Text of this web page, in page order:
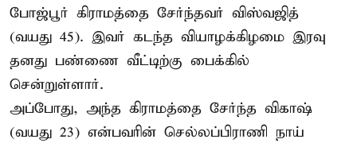
போஜ்பூர் கிராமத்தை சேர்ந்தவர் விஸ்வஜித்
(வயது 45). இவர் கடந்த வியாழக்கிழமை இரவு
தனது பண்ணை வீட்டிற்கு பைக்கில்
சென்றுள்ளார்.
அப்போது, அந்த கிராமத்தை சேர்ந்த விகாஷ்
(வயது 23) என்பவரின் செல்லப்பிராணி நாய்